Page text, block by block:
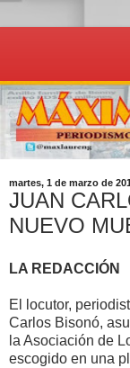
martes, 1 de marzo de
JUAN
NUEVO
LA REDACCIÓN
El locutor,
Carlos Bisonó,
la Asociación de
escogido en una